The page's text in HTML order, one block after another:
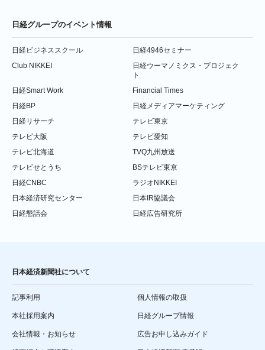
日経グループのイベント情報
日経ビジネススクール
日経4946セミナー
Club NIKKEI
日経ウーマノミクス・プロジェク
ト
日経Smart Work
Financial Times
日経BP
日経メディアマーケティング
日経リサーチ
テレビ東京
テレビ大阪
テレビ愛知
テレビ北海道
TVQ九州放送
テレビせとうち
BSテレビ東京
日経CNBC
ラジオNIKKEI
日本経済研究センター
日本IR協議会
日経懇話会
日経広告研究所
日本経済新聞社について
記事利用 個人情報の取扱
本社採用案内 日経グループ情報
会社情報・お知らせ 広告お申し込みガイド